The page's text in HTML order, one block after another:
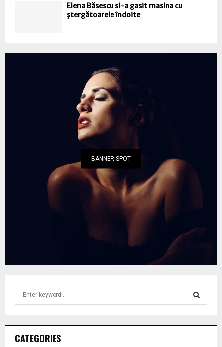
Elena Băsescu si-a gasit masina cu
ştergătoarele îndoite
BANNER SPOT
h
CATEGORIES